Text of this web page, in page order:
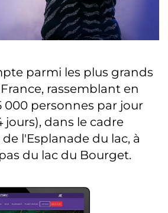
parmi les plus grands
rassemblant en
000 personnes par jour
jours), dans le cadre
l'Esplanade du lac, à
du lac du Bourget.